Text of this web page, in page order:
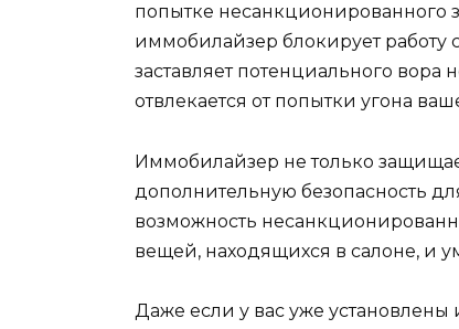
попытке несанкционированного
иммобилайзер блокирует работу
заставляет потенциального вора
отвлекается от попытки угона
Иммобилайзер не только
дополнительную безопасность
возможность
вещей, находящихся в салоне, и
Даже если у вас уже установлены